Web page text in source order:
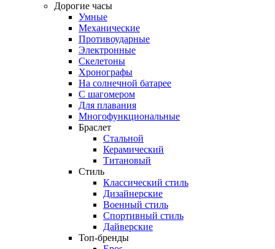
Дорогие часы
Умные
Механические
Противоударные
Электронные
Скелетоны
Хронографы
На солнечной батарее
С шагомером
Для плавания
Многофункциональные
Браслет
Стальной
Керамический
Титановый
Стиль
Классический стиль
Дизайнерские
Военный стиль
Спортивный стиль
Дайверские
Топ-бренды